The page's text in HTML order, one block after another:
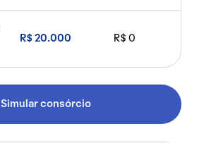
R$ 20.000 R$ 0
Simular consórcio